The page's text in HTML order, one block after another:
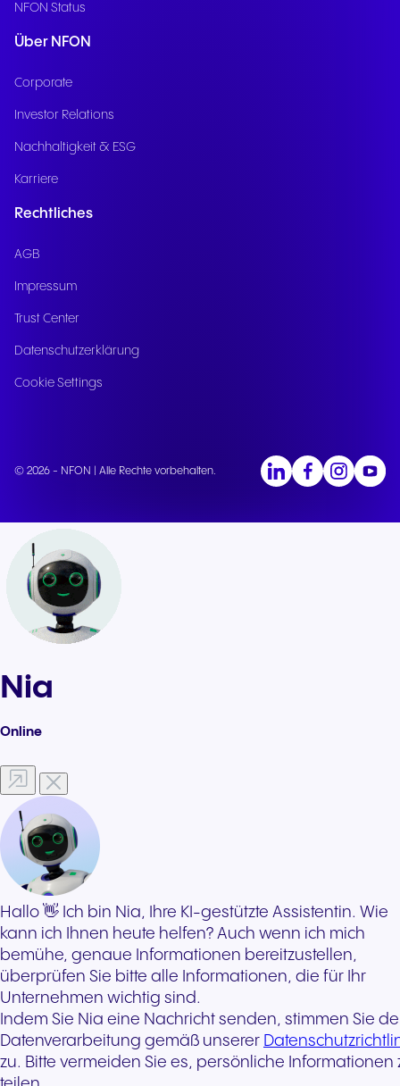
NFON Status
Über NFON
Corporate
Investor Relations
Nachhaltigkeit & ESG
Karriere
Rechtliches
AGB
Impressum
Trust Center
Datenschutzerklärung
Cookie Settings
© 2026 - NFON | Alle Rechte vorbehalten.